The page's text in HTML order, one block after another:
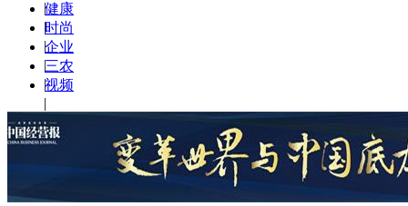
|健康
|时尚
|企业
|三农
|视频
|